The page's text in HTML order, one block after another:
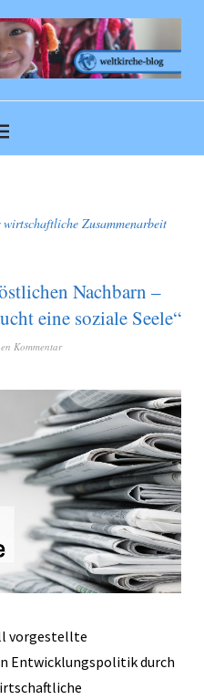
Zusammenarbeit
Nachbarn –
eine soziale Seele“
Kommentar
vorgestellte
Entwicklungspolitik durch